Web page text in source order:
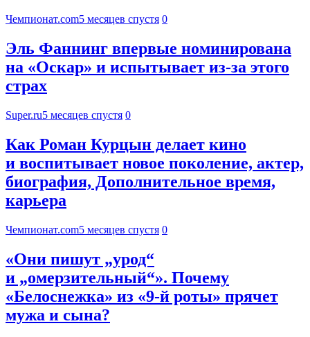
Чемпионат.com5 месяцев спустя 0
Эль Фаннинг впервые номинирована
на «Оскар» и испытывает из-за этого
страх
Super.ru5 месяцев спустя 0
Как Роман Курцын делает кино
и воспитывает новое поколение, актер,
биография, Дополнительное время,
карьера
Чемпионат.com5 месяцев спустя 0
«Они пишут „урод“
и „омерзительный“». Почему
«Белоснежка» из «9-й роты» прячет
мужа и сына?